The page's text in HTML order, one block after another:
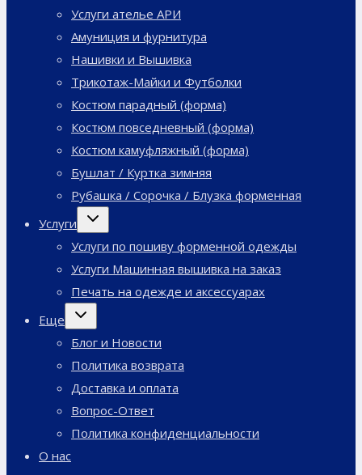
Услуги ателье АРИ
Амуниция и фурнитура
Нашивки и Вышивка
Трикотаж-Майки и Футболки
Костюм парадный (форма)
Костюм повседневный (форма)
Костюм камуфляжный (форма)
Бушлат / Куртка зимняя
Рубашка / Сорочка / Блузка форменная
Услуги
Переключить
дочернее
Услуги по пошиву форменной одежды
Услуги Машинная вышивка на заказ
Печать на одежде и аксессуарах
Еще
Переключить
дочернее
Блог и Новости
Политика возврата
Доставка и оплата
Вопрос-Ответ
Политика конфиденциальности
О нас